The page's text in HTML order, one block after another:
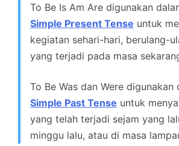
To Be Is Am Are digunakan
Simple Present Tense untuk
kegiatan sehari-hari, berulang-
yang terjadi pada masa
To Be Was dan Were digunakan
Simple Past Tense untuk
yang telah terjadi sejam yang
minggu lalu, atau di masa